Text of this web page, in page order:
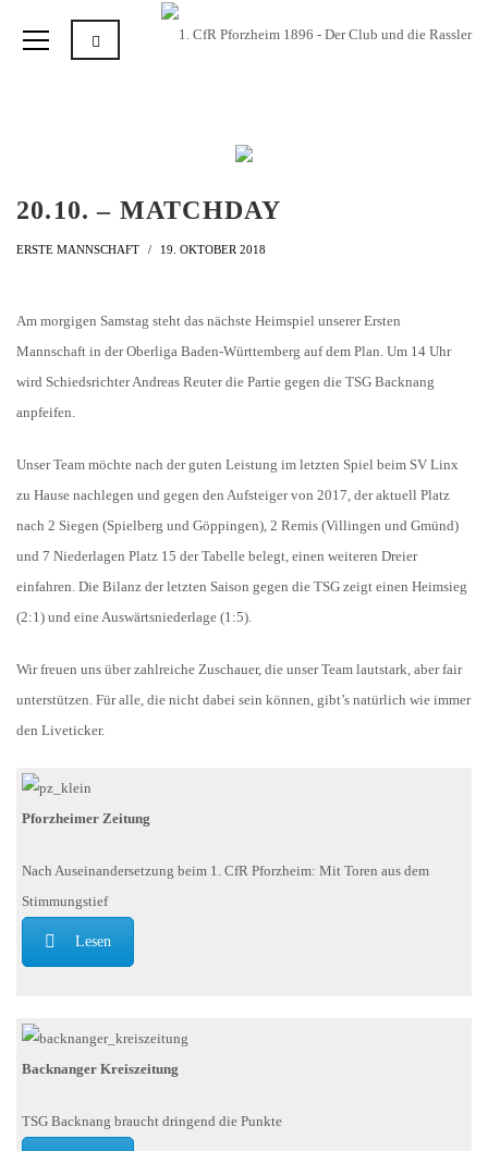
20.10. – MATCHDAY
ERSTE MANNSCHAFT 19. OKTOBER 2018
Am morgigen Samstag steht das nächste Heimspiel unserer Ersten
Mannschaft in der Oberliga Baden-Württemberg auf dem Plan. Um 14 Uhr
wird Schiedsrichter Andreas Reuter die Partie gegen die TSG Backnang
anpfeifen.
Unser Team möchte nach der guten Leistung im letzten Spiel beim SV Linx
zu Hause nachlegen und gegen den Aufsteiger von 2017, der aktuell Platz
nach 2 Siegen (Spielberg und Göppingen), 2 Remis (Villingen und Gmünd)
und 7 Niederlagen Platz 15 der Tabelle belegt, einen weiteren Dreier
einfahren. Die Bilanz der letzten Saison gegen die TSG zeigt einen Heimsieg
(2:1) und eine Auswärtsniederlage (1:5).
Wir freuen uns über zahlreiche Zuschauer, die unser Team lautstark, aber fair
unterstützen. Für alle, die nicht dabei sein können, gibt’s natürlich wie immer
den Liveticker.
Pforzheimer Zeitung
Nach Auseinandersetzung beim 1. CfR Pforzheim: Mit Toren aus dem
Stimmungstief
Lesen
Backnanger Kreiszeitung
TSG Backnang braucht dringend die Punkte